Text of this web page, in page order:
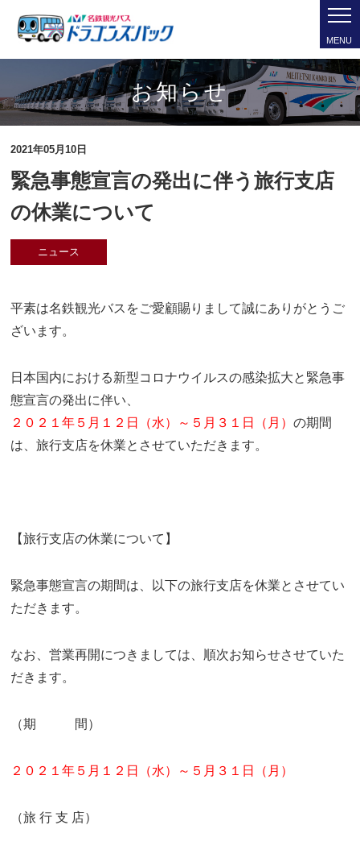
MENU
お知らせ
2021年05月10日
緊急事態宣言の発出に伴う旅行支店
の休業について
ニュース
平素は名鉄観光バスをご愛顧賜りまして誠にありがとうご
ざいます。
日本国内における新型コロナウイルスの感染拡大と緊急事
態宣言の発出に伴い、
２０２１年５月１２日（水）～５月３１日（月）の期間
は、旅行支店を休業とさせていただきます。
【旅行支店の休業について】
緊急事態宣言の期間は、以下の旅行支店を休業とさせてい
ただきます。
なお、営業再開につきましては、順次お知らせさせていた
だきます。
（期 間）
２０２１年５月１２日（水）～５月３１日（月）
（旅 行 支 店）